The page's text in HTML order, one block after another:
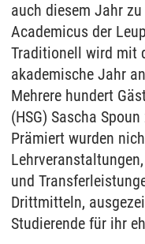
auch diesem Jahr
Academicus der
Traditionell wird mit
akademische Jahr
Mehrere hundert
(HSG) Sascha
Prämiert wurden
und
Drittmitteln,
Studierende für ihr